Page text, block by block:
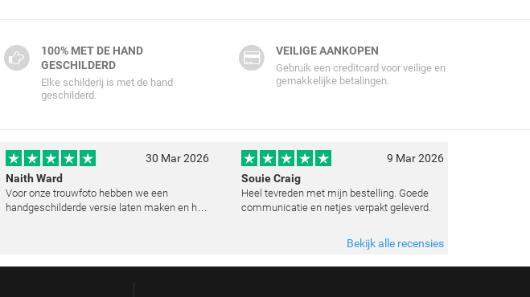
100% MET DE HAND
GESCHILDERD
Elke schilderij is met de hand
geschilderd.
VEILIGE AANKOPEN
Gebruik een creditcard voor veilige en
gemakkelijke betalingen.
30 Mar 2026
Naith Ward
Voor onze trouwfoto hebben we een
handgeschilderde versie laten maken en het
de lic
9 Mar 2026
Souie Craig
Heel tevreden met mijn bestelling. Goede
communicatie en netjes verpakt geleverd.
Bekijk alle recensies